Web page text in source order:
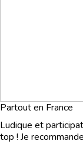
Partout en France
Ludique et
top ! Je